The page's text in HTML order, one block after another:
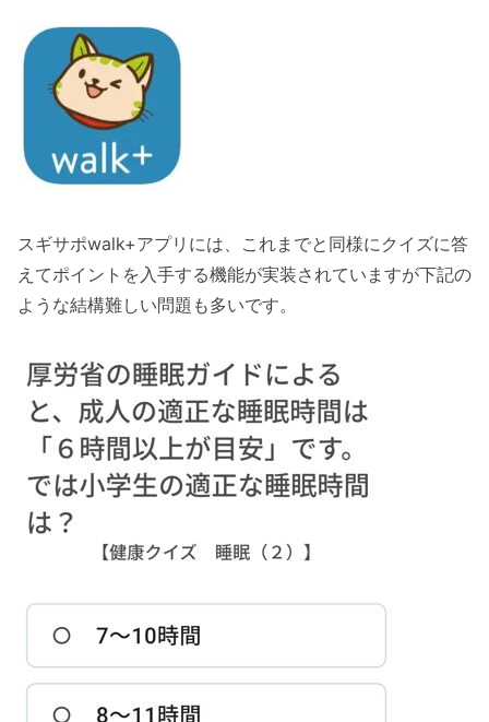
スギサポwalk+アプリには、これまでと同様にクイズに答
えてポイントを入手する機能が実装されていますが下記の
ような結構難しい問題も多いです。